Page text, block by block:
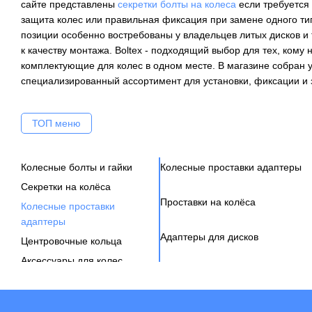
сайте представлены секретки болты на колеса если
защита колес или правильная фиксация при замене одного
позиции особенно востребованы у владельцев литых дисков и
к качеству монтажа. Boltex - подходящий выбор для тех, кому
комплектующие для колес в одном месте. В магазине собран
специализированный ассортимент для установки, фиксации
ТОП меню
Колесные болты и гайки
Секретки на колёса
Колесные проставки
адаптеры
Центровочные кольца
Аксессуары для колес
Колесные проставки адаптеры
Проставки на колёса
Адаптеры для дисков